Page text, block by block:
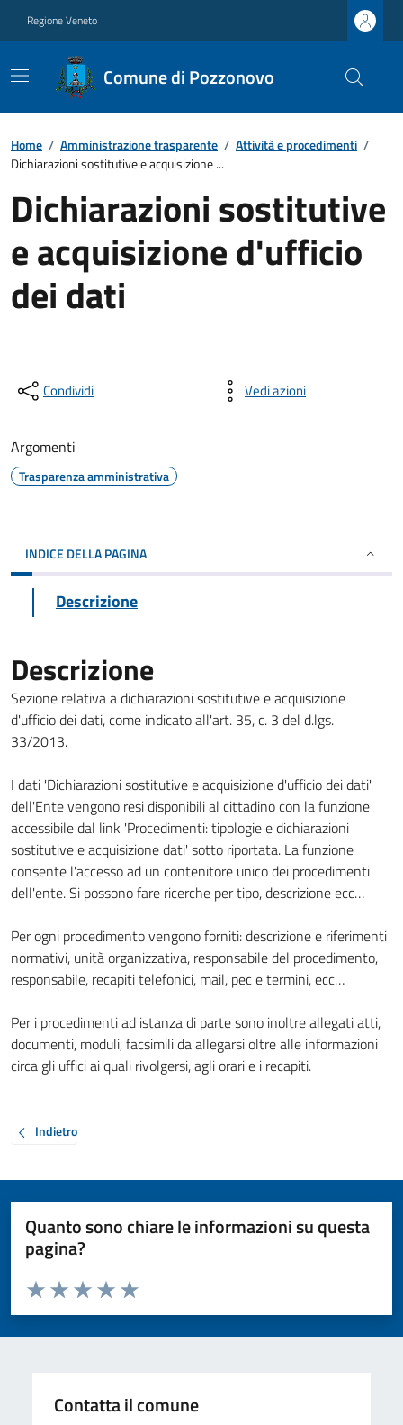
Regione Veneto
Comune di Pozzonovo
Home / Amministrazione trasparente / Attività e procedimenti /
Dichiarazioni sostitutive e acquisizione ...
Dichiarazioni sostitutive
e acquisizione d'ufficio
dei dati
Condividi Vedi azioni
Argomenti
Trasparenza amministrativa
INDICE DELLA PAGINA
Descrizione
Descrizione
Sezione relativa a dichiarazioni sostitutive e acquisizione
d'ufficio dei dati, come indicato all'art. 35, c. 3 del d.lgs.
33/2013.
I dati 'Dichiarazioni sostitutive e acquisizione d'ufficio dei dati'
dell'Ente vengono resi disponibili al cittadino con la funzione
accessibile dal link 'Procedimenti: tipologie e dichiarazioni
sostitutive e acquisizione dati' sotto riportata. La funzione
consente l'accesso ad un contenitore unico dei procedimenti
dell'ente. Si possono fare ricerche per tipo, descrizione ecc…
Per ogni procedimento vengono forniti: descrizione e riferimenti
normativi, unità organizzativa, responsabile del procedimento,
responsabile, recapiti telefonici, mail, pec e termini, ecc…
Per i procedimenti ad istanza di parte sono inoltre allegati atti,
documenti, moduli, facsimili da allegarsi oltre alle informazioni
circa gli uffici ai quali rivolgersi, agli orari e i recapiti.
Indietro
Quanto sono chiare le informazioni su questa
pagina?
Valuta da 1 a 5 stelle la pagina
Valuta 5 stelle su 5
Valuta 4 stelle su 5
Valuta 3 stelle su 5
Valuta 2 stelle su 5
Valuta 1 stelle su 5
Contatta il comune